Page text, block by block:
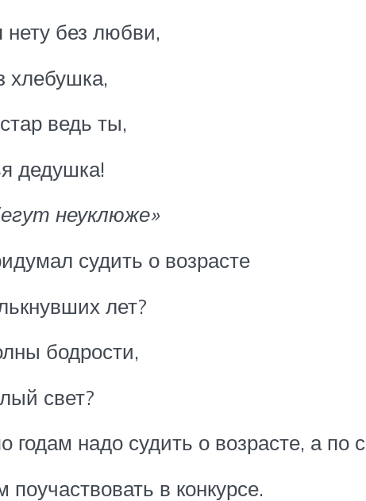
нету без любви,
хлебушка,
ведь ты,
дедушка!
неуклюже»
судить о возрасте
лет?
бодрости,
свет?
годам надо судить о возрасте, а по
в конкурсе.